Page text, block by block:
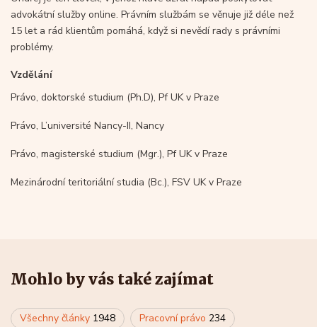
advokátní služby online. Právním službám se věnuje již déle než
15 let a rád klientům pomáhá, když si nevědí rady s právními
problémy.
Vzdělání
Právo, doktorské studium (Ph.D), Pf UK v Praze
Právo, L’université Nancy-II, Nancy
Právo, magisterské studium (Mgr.), Pf UK v Praze
Mezinárodní teritoriální studia (Bc.), FSV UK v Praze
Mohlo by vás také zajímat
Všechny články 1948 Pracovní právo 234